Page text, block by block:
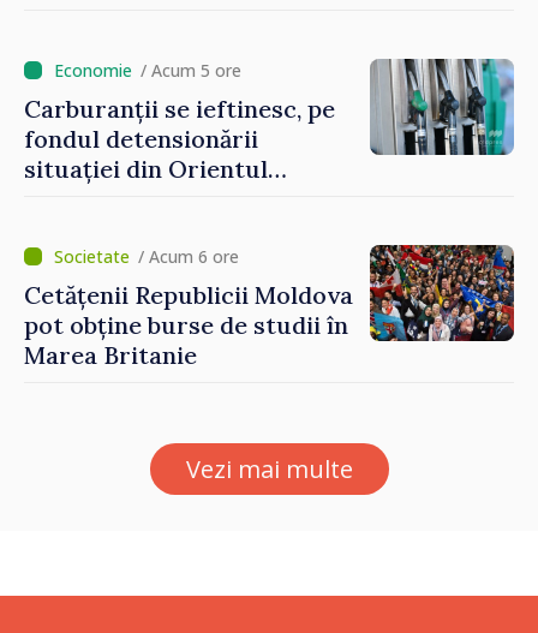
hotare, că merită să devină
parte a marii familii
europene”
/ Acum 5 ore
Carburanții se ieftinesc, pe
fondul detensionării
situației din Orientul
/ Acum 6 ore
Cetățenii Republicii Moldova
pot obține burse de studii în
Marea Britanie
Vezi mai multe